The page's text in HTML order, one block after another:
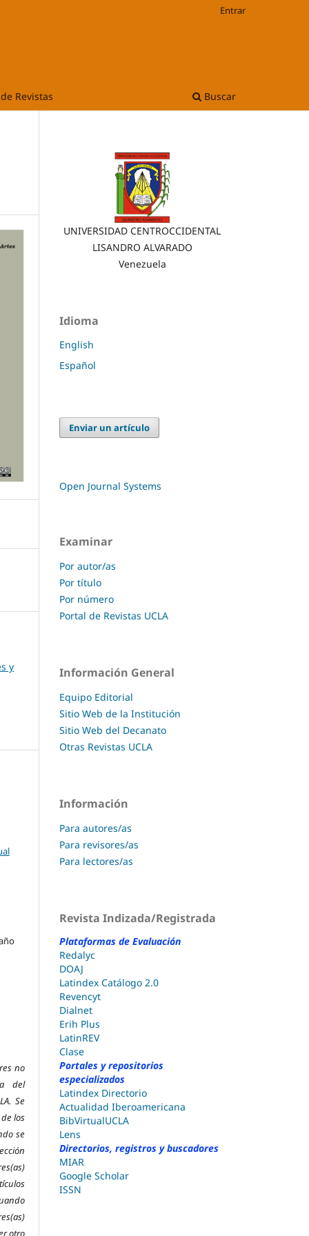
Revistas Buscar
Entrar
y
no
del
Se
los
se
otro
UNIVERSIDAD CENTROCCIDENTAL
LISANDRO ALVARADO
Venezuela
Idioma
English
Español
Enviar un artículo
Open Journal Systems
Examinar
Por autor/as
Por título
Por número
Portal de Revistas UCLA
Información General
Equipo Editorial
Sitio Web de la Institución
Sitio Web del Decanato
Otras Revistas UCLA
Información
Para autores/as
Para revisores/as
Para lectores/as
Revista Indizada/Registrada
Plataformas de Evaluación
Redalyc
DOAJ
Latindex Catálogo 2.0
Revencyt
Dialnet
Erih Plus
LatinREV
Clase
Portales y repositorios
especializados
Latindex Directorio
Actualidad Iberoamericana
BibVirtualUCLA
Lens
Directorios, registros y buscadores
MIAR
Google Scholar
ISSN